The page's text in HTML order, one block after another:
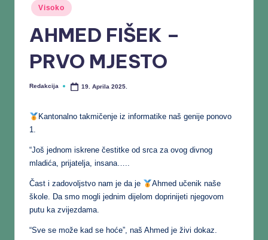
Visoko
AHMED FIŠEK –
PRVO MJESTO
Redakcija 19. Aprila 2025.
Kantonalno takmičenje iz informatike naš genije ponovo
1.
“Još jednom iskrene čestitke od srca za ovog divnog
mladića, prijatelja, insana…..
Čast i zadovoljstvo nam je da je
Ahmed učenik naše
škole. Da smo mogli jednim dijelom doprinijeti njegovom
putu ka zvijezdama.
“Sve se može kad se hoće”, naš Ahmed je živi dokaz.